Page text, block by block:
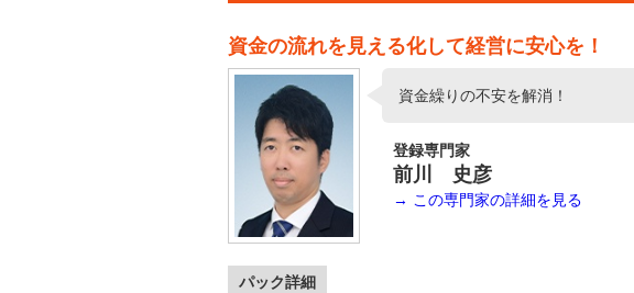
資金の流れを見える化して経営に安心を！
資金繰りの不安を解消！
登録専門家
前川 史彦
→ この専門家の詳細を見る
パック詳細